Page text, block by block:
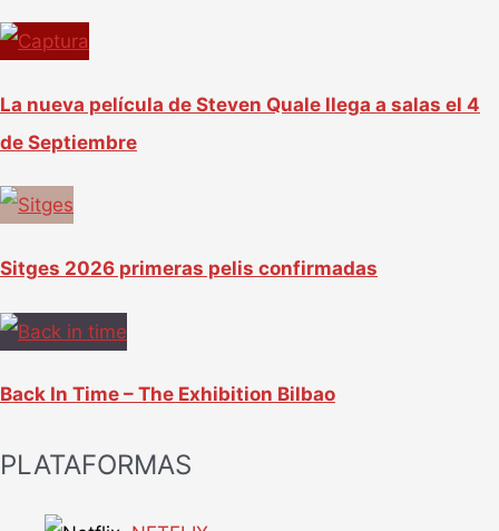
La nueva película de Steven Quale llega a salas el 4
de Septiembre
Sitges 2026 primeras pelis confirmadas
Back In Time – The Exhibition Bilbao
PLATAFORMAS